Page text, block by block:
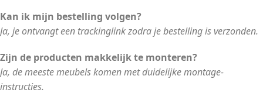
Kan ik mijn bestelling volgen?
Ja, je ontvangt een trackinglink zodra je bestelling is verzonden.
Zijn de producten makkelijk te monteren?
Ja, de meeste meubels komen met duidelijke montage-
instructies.